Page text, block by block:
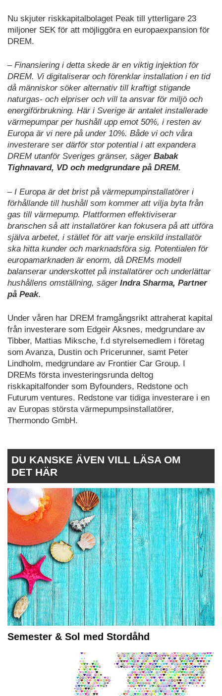
Nu skjuter riskkapitalbolaget Peak till ytterligare 23
miljoner SEK för att möjliggöra en europaexpansion för
DREM.
– Finansiering i detta skede är en viktig injektion för
DREM. Vi digitaliserar och förenklar installation i en tid
då människor söker alternativ till kraftigt stigande
naturgas- och elpriser och vill ta ansvar för miljö och
energiförbrukning. Här i Sverige är antalet installerade
värmepumpar per hushåll upp emot 50%, i resten av
Europa är vi nere på under 10%. Både vi och våra
investerare ser därför stor potential i att expandera
DREM utanför Sveriges gränser, säger Babak
Tighnavard, VD och medgrundare på DREM.
– I Europa är det brist på värmepumpinstallatörer i
förhållande till hushåll som kommer att vilja byta från
gas till värmepump. Plattformen effektiviserar
branschen så att installatörer kan fokusera på att utföra
själva arbetet, i stället för att varje enskild installatör
ska hitta kunder och marknadsföra sig. Potentialen för
europamarknaden är enorm, då DREMs modell
balanserar underskottet på installatörer och underlättar
hushållens omställning, säger Indra Sharma, Partner
på Peak.
Under våren har DREM framgångsrikt attraherat kapital
från investerare som Edgeir Aksnes, medgrundare av
Tibber, Mattias Miksche, f.d styrelsemedlem i företag
som Avanza, Dustin och Pricerunner, samt Peter
Lindholm, medgrundare av Frontier Car Group. I
DREMs första investeringsrunda deltog
riskkapitalfonder som Byfounders, Redstone och
Futurum ventures. Redstone var tidiga investerare i en
av Europas största värmepumpsinstallatörer,
Thermondo GmbH.
DU KANSKE ÄVEN VILL LÄSA OM
DET HÄR
Semester & Sol med Stordåhd